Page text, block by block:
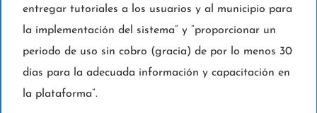
entregar tutoriales a los usuarios y al municipio para
la implementación del sistema” y “proporcionar un
periodo de uso sin cobro (gracia) de por lo menos 30
días para la adecuada información y capacitación en
la plataforma”.